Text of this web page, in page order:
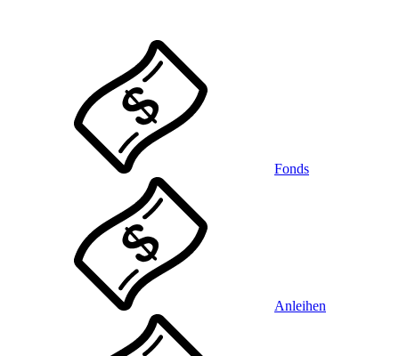
Fonds
Anleihen